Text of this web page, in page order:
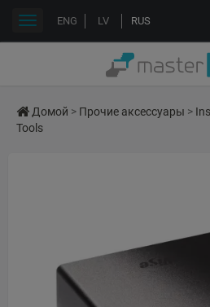
ENG LV RUS
Переключить
Домой > Прочие аксессуары >
Tools